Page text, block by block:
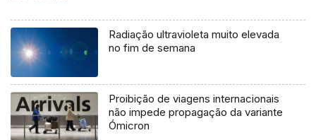
Radiação ultravioleta muito elevada
no fim de semana
Proibição de viagens internacionais
não impede propagação da variante
Ómicron